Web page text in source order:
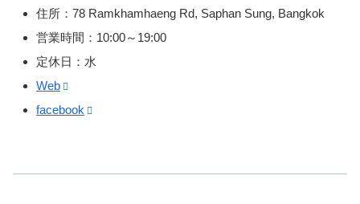
住所：78 Ramkhamhaeng Rd, Saphan Sung, Bangkok
営業時間：10:00～19:00
定休日：水
Web
facebook